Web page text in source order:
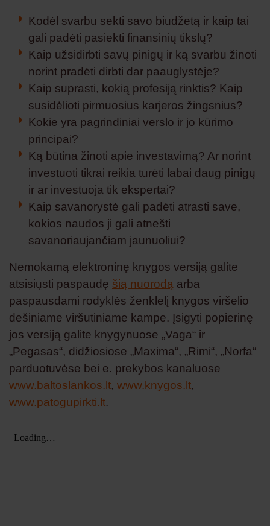
Kodėl svarbu sekti savo biudžetą ir kaip tai
gali padėti pasiekti finansinių tikslų?
Kaip užsidirbti savų pinigų ir ką svarbu žinoti
norint pradėti dirbti dar paauglystėje?
Kaip suprasti, kokią profesiją rinktis? Kaip
susidėlioti pirmuosius karjeros žingsnius?
Kokie yra pagrindiniai verslo ir jo kūrimo
principai?
Ką būtina žinoti apie investavimą? Ar norint
investuoti tikrai reikia turėti labai daug pinigų
ir ar investuoja tik ekspertai?
Kaip savanorystė gali padėti atrasti save,
kokios naudos ji gali atnešti
savanoriaujančiam jaunuoliui?
Nemokamą elektroninę knygos versiją galite
atsisiųsti paspaudę šią nuorodą arba
paspausdami rodyklės ženklelį knygos viršelio
dešiniame viršutiniame kampe. Įsigyti popierinę
jos versiją galite knygynuose „Vaga“ ir
„Pegasas“, didžiosiose „Maxima“, „Rimi“, „Norfa“
parduotuvėse bei e. prekybos kanaluose
www.baltoslankos.lt, www.knygos.lt,
www.patogupirkti.lt.